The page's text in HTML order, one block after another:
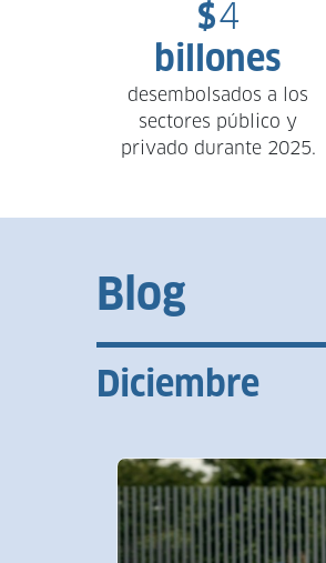
$4
billones
desembolsados a los
sectores público y
privado durante 2025.
Blog
Diciembre